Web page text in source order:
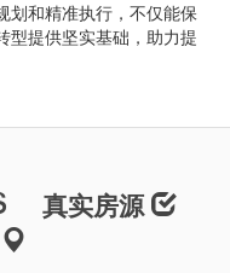
划和精准执行，不仅能保
型提供坚实基础，助力提
真实房源